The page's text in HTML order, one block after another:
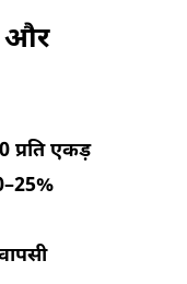
और
प्रति एकड़